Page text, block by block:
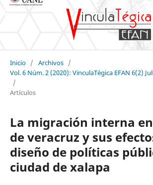
Inicio / Archivos /
Vol. 6 Núm. 2 (2020): VinculaTégica EFAN 6(2)
/
Artículos
La migración interna
de veracruz y sus
diseño de políticas
ciudad de xalapa